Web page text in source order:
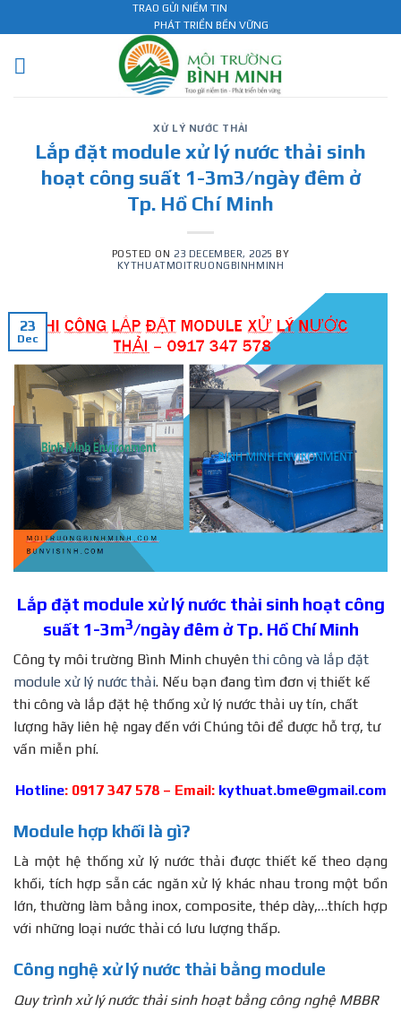
to
content
TRAO GỬI NIỀM TIN
PHÁT TRIỂN BỀN VỮNG
XỬ LÝ NƯỚC THẢI
Lắp đặt module xử lý nước thải sinh
hoạt công suất 1-3m3/ngày đêm ở
Tp. Hồ Chí Minh
POSTED ON 23 DECEMBER, 2025 BY
KYTHUATMOITRUONGBINHMINH
23
Dec
Lắp đặt module xử lý nước thải sinh hoạt công
suất 1-3m3/ngày đêm ở Tp. Hồ Chí Minh
Công ty môi trường Bình Minh chuyên thi công và lắp đặt
module xử lý nước thải. Nếu bạn đang tìm đơn vị thiết kế
thi công và lắp đặt hệ thống xử lý nước thải uy tín, chất
lượng hãy liên hệ ngay đến với Chúng tôi để được hỗ trợ, tư
vấn miễn phí.
Hotline: 0917 347 578 – Email: kythuat.bme@gmail.com
Module hợp khối là gì?
Là một hệ thống xử lý nước thải được thiết kế theo dạng
khối, tích hợp sẵn các ngăn xử lý khác nhau trong một bồn
lớn, thường làm bằng inox, composite, thép dày,…thích hợp
với những loại nước thải có lưu lượng thấp.
Công nghệ xử lý nước thải bằng module
Quy trình xử lý nước thải sinh hoạt bằng công nghệ MBBR